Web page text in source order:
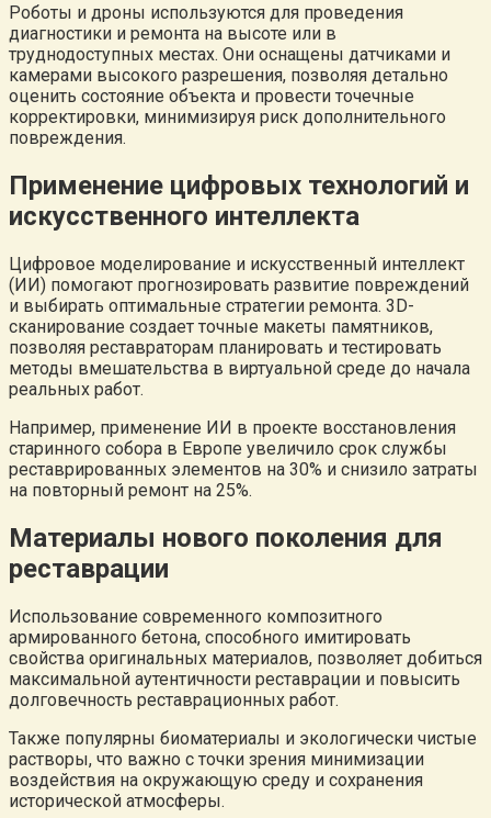
Роботы и дроны используются для проведения
диагностики и ремонта на высоте или в
труднодоступных местах. Они оснащены датчиками и
камерами высокого разрешения, позволяя детально
оценить состояние объекта и провести точечные
корректировки, минимизируя риск дополнительного
повреждения.
Применение цифровых технологий и
искусственного интеллекта
Цифровое моделирование и искусственный интеллект
(ИИ) помогают прогнозировать развитие повреждений
и выбирать оптимальные стратегии ремонта. 3D-
сканирование создает точные макеты памятников,
позволяя реставраторам планировать и тестировать
методы вмешательства в виртуальной среде до начала
реальных работ.
Например, применение ИИ в проекте восстановления
старинного собора в Европе увеличило срок службы
реставрированных элементов на 30% и снизило затраты
на повторный ремонт на 25%.
Материалы нового поколения для
реставрации
Использование современного композитного
армированного бетона, способного имитировать
свойства оригинальных материалов, позволяет добиться
максимальной аутентичности реставрации и повысить
долговечность реставрационных работ.
Также популярны биоматериалы и экологически чистые
растворы, что важно с точки зрения минимизации
воздействия на окружающую среду и сохранения
исторической атмосферы.